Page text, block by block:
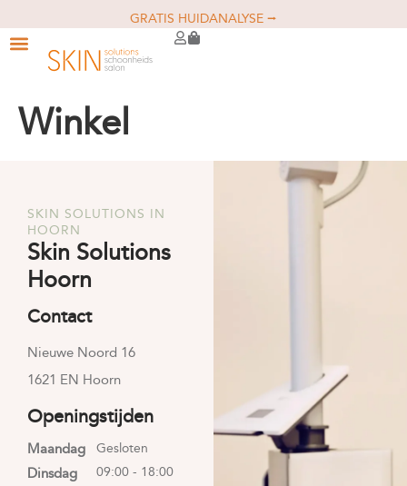
GRATIS HUIDANALYSE ⭢
Winkel
SKIN SOLUTIONS IN
HOORN
Skin Solutions
Hoorn
Contact
Nieuwe Noord 16
1621 EN Hoorn
Openingstijden
Maandag
Dinsdag
Gesloten
09:00 - 18:00